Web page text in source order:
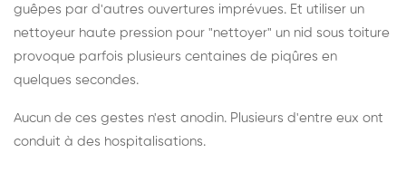
guêpes par d'autres ouvertures imprévues. Et utiliser un
nettoyeur haute pression pour "nettoyer" un nid sous toiture
provoque parfois plusieurs centaines de piqûres en
quelques secondes.
Aucun de ces gestes n'est anodin. Plusieurs d'entre eux ont
conduit à des hospitalisations.